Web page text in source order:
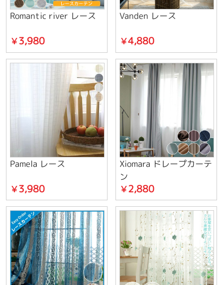
Romantic river レース
￥3,980
Vanden レース
￥4,880
Pamela レース
￥3,980
Xiomara ドレープカーテ
ン
￥2,880